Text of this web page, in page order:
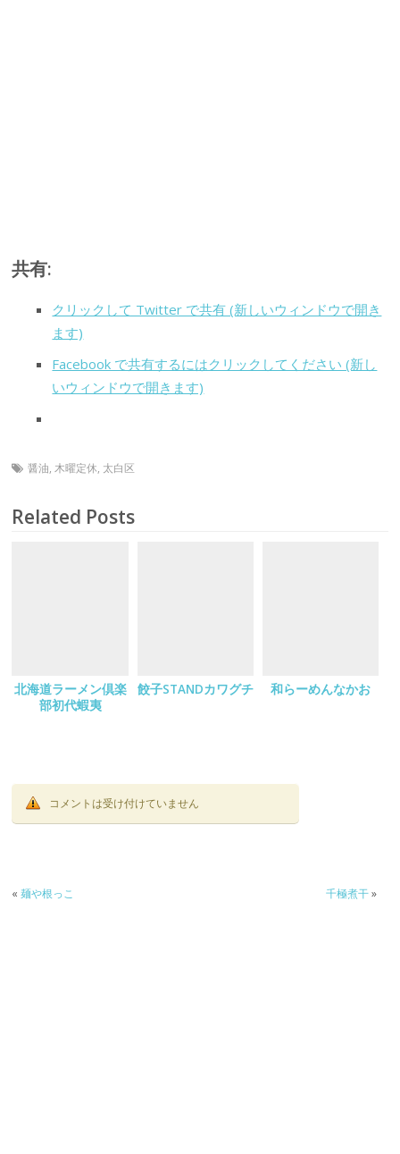
共有:
クリックして Twitter で共有 (新しいウィンドウで開き
ます)
Facebook で共有するにはクリックしてください (新し
いウィンドウで開きます)
醤油,木曜定休, 太白区
Related Posts
北海道ラーメン倶楽
部初代蝦夷
餃子STANDカワグチ 和らーめんなかお
コメントは受け付けていません
«麺や根っこ 千極煮干»